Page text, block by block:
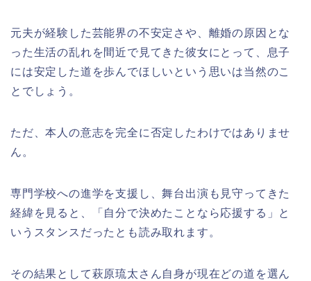
元夫が経験した芸能界の不安定さや、離婚の原因とな
った生活の乱れを間近で見てきた彼女にとって、息子
には安定した道を歩んでほしいという思いは当然のこ
とでしょう。
ただ、本人の意志を完全に否定したわけではありませ
ん。
専門学校への進学を支援し、舞台出演も見守ってきた
経緯を見ると、「自分で決めたことなら応援する」と
いうスタンスだったとも読み取れます。
その結果として萩原琉太さん自身が現在どの道を選ん